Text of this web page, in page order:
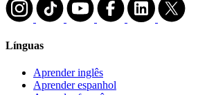
Línguas
Aprender inglês
Aprender espanhol